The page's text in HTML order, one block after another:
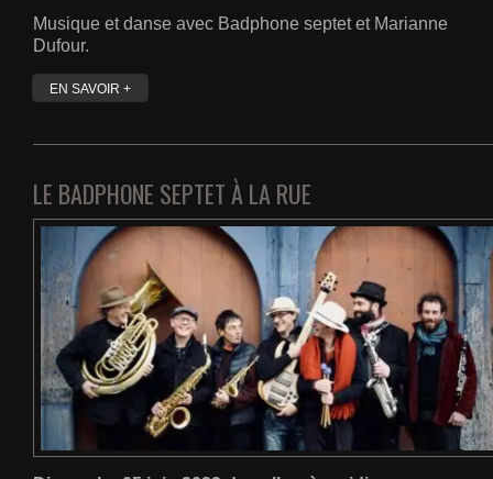
Musique et danse avec Badphone septet et Marianne
Dufour.
EN SAVOIR +
LE BADPHONE SEPTET À LA RUE